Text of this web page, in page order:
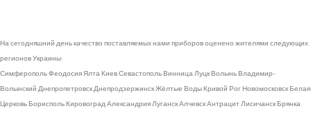
На сегодняшний день качество поставляемых нами приборов оценено жителями следующих
регионов Украины:
Симферополь Феодосия Ялта Киев Севастополь Винница Луцк Волынь Владимир-
Волынский Днепропетровск Днепродзержинск Жёлтые Воды Кривой Рог Новомосковск Белая
Церковь Борисполь Кировоград Александрия Луганск Алчевск Антрацит Лисичанск Брянка